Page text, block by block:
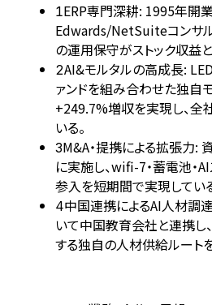
1ERP専門深耕: 1995年開
Edwards/NetSuiteコンサ
の運用保守がストック収益
2AI&モルタルの高成長:
ァンドを組み合わせた独自
+249.7%増収を実現し、全
いる。
3M&A・提携による拡張力:
に実施し、wifi-7・蓄電池・
参入を短期間で実現してい
4中国連携によるAI人材調
いて中国教育会社と連携し
する独自の人材供給ルート